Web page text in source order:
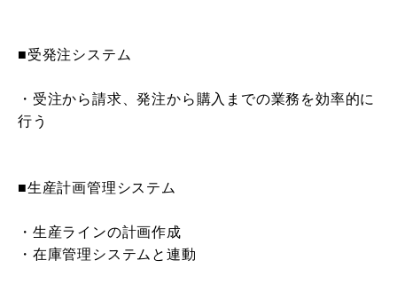
■受発注システム
・受注から請求、発注から購入までの業務を効率的に
行う
■生産計画管理システム
・生産ラインの計画作成
・在庫管理システムと連動